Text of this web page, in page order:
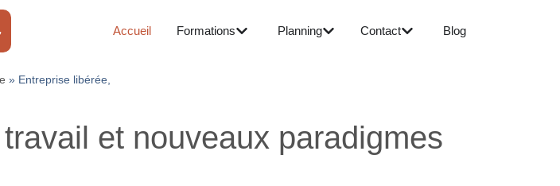
Accueil Formations Planning Contact Blog
» Entreprise libérée,
et nouveaux paradigmes